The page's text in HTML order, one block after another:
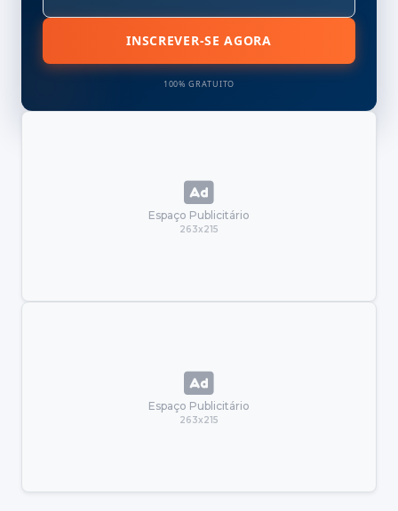
INSCREVER-SE AGORA
100% GRATUITO
Espaço Publicitário
263x215
Espaço Publicitário
263x215